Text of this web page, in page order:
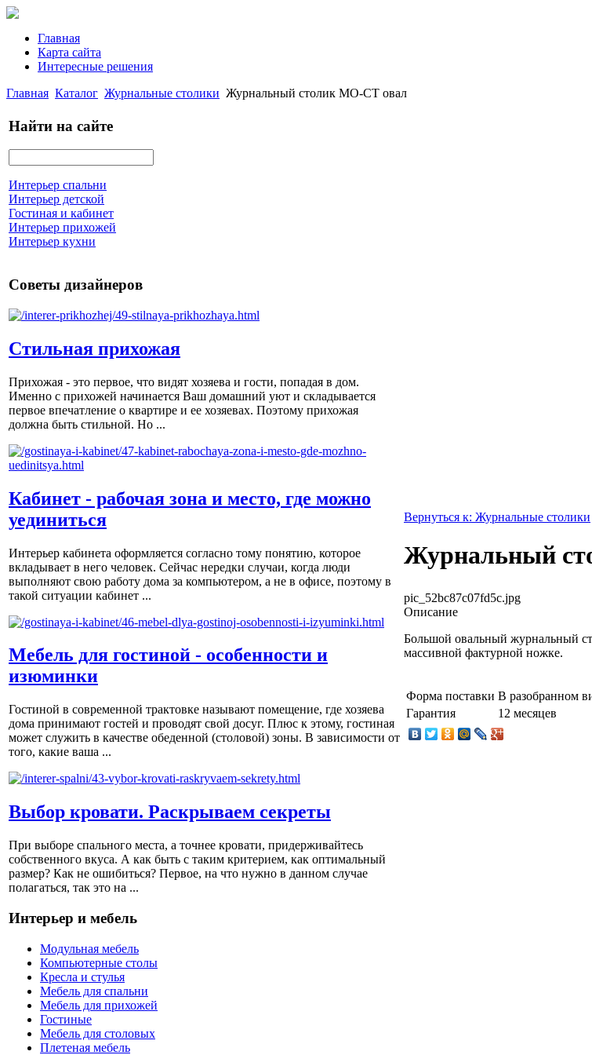
Главная
Карта сайта
Интересные решения
Главная Каталог Журнальные столики Журнальный столик МО-СТ овал
Найти на сайте
Интерьер спальни
Интерьер детской
Гостиная и кабинет
Интерьер прихожей
Интерьер кухни
Советы дизайнеров
Стильная прихожая
Прихожая - это первое, что видят хозяева и гости, попадая в дом.
Именно с прихожей начинается Ваш домашний уют и складывается
первое впечатление о квартире и ее хозяевах. Поэтому прихожая
должна быть стильной. Но ...
Кабинет - рабочая зона и место, где можно
уединиться
Интерьер кабинета оформляется согласно тому понятию, которое
вкладывает в него человек. Сейчас нередки случаи, когда люди
выполняют свою работу дома за компьютером, а не в офисе, поэтому в
такой ситуации кабинет ...
Мебель для гостиной - особенности и
изюминки
Гостиной в современной трактовке называют помещение, где хозяева
дома принимают гостей и проводят свой досуг. Плюс к этому, гостиная
может служить в качестве обеденной (столовой) зоны. В зависимости от
того, какие ваша ...
Выбор кровати. Раскрываем секреты
При выборе спального места, а точнее кровати, придерживайтесь
собственного вкуса. А как быть с таким критерием, как оптимальный
размер? Как не ошибиться? Первое, на что нужно в данном случае
полагаться, так это на ...
Интерьер и мебель
Модульная мебель
Компьютерные столы
Кресла и стулья
Мебель для спальни
Мебель для прихожей
Гостиные
Мебель для столовых
Плетеная мебель
Вернуться к: Журнальные столики
Журнальный
pic_52bc87c07fd5c.jpg
Описание
Большой овальный журнальный
массивной фактурной ножке.
Форма поставки В разобранном
Гарантия
12 месяцев